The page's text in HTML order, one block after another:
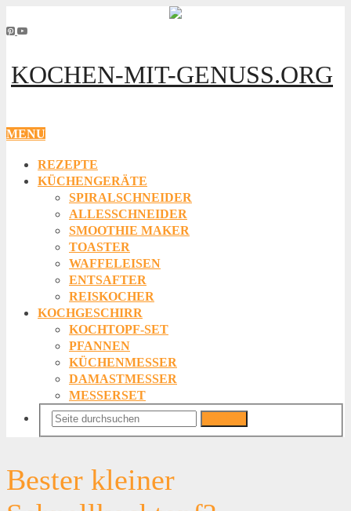
KOCHEN-MIT-GENUSS.ORG
MENU
REZEPTE
KÜCHENGERÄTE
SPIRALSCHNEIDER
ALLESSCHNEIDER
SMOOTHIE MAKER
TOASTER
WAFFELEISEN
ENTSAFTER
REISKOCHER
KOCHGESCHIRR
KOCHTOPF-SET
PFANNEN
KÜCHENMESSER
DAMASTMESSER
MESSERSET
Bester kleiner